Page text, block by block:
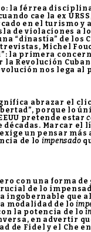
la férrea
cae la ex
en el turismo
de violaciones a
“dinastía” de los
Michel
la primera
Revolución
nos lega al
abrazar el
porque lo
pretende estar
Marcar el
un pensar
de lo impensado
con una forma
de lo
ingobernable que
modalidad de lo
la potencia de lo
en advertir
Fidel y el Che